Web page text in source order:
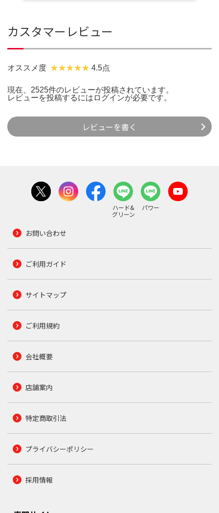
カスタマーレビュー
オススメ度 4.5点
現在、2525件のレビューが投稿されています。
レビューを投稿するには ログインが必要です。
レビューを書く
ハード&
グリーン
パワー
お問い合わせ
ご利用ガイド
サイトマップ
ご利用規約
会社概要
店舗案内
特定商取引法
プライバシーポリシー
採用情報